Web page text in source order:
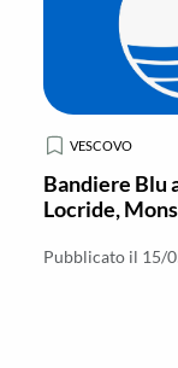
VESCOVO
Bandiere Blu
Locride,
Pubblicato il 15/